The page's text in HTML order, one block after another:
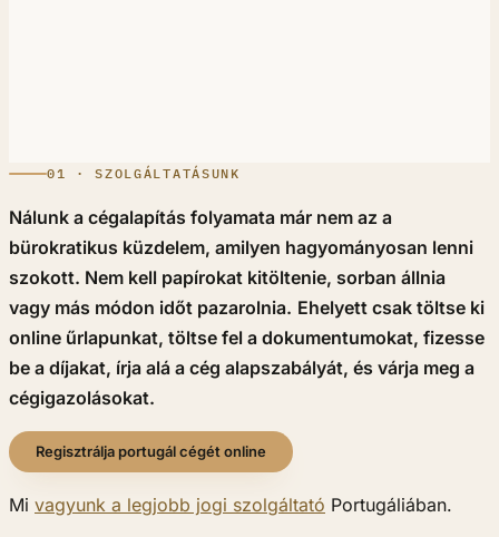
01 · SZOLGÁLTATÁSUNK
Nálunk a cégalapítás folyamata már nem az a
bürokratikus küzdelem, amilyen hagyományosan lenni
szokott. Nem kell papírokat kitöltenie, sorban állnia
vagy más módon időt pazarolnia. Ehelyett csak töltse ki
online űrlapunkat, töltse fel a dokumentumokat, fizesse
be a díjakat, írja alá a cég alapszabályát, és várja meg a
cégigazolásokat.
Regisztrálja portugál cégét online
Mi vagyunk a legjobb jogi szolgáltató Portugáliában.